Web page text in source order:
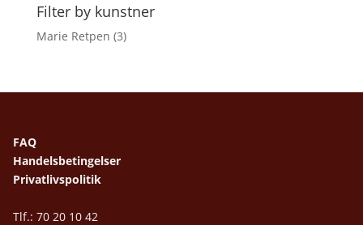
Filter by kunstner
Marie Retpen (3)
FAQ
Handelsbetingelser
Privatlivspolitik
Tlf.: 70 20 10 42